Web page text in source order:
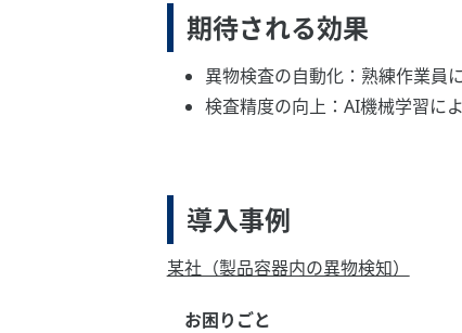
期待される効果
異物検査の自動化：熟練作業員
検査精度の向上：AI機械学習に
導入事例
某社（製品容器内の異物検知）
お困りごと